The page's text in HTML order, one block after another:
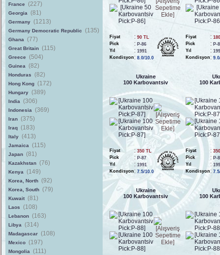
France (227)
Georgia (81)
Germany (1213)
Germany Democratic Republic (135)
Ghana (77)
Great Britain (115)
Greece (504)
Guinea (82)
Honduras (82)
Hong Kong (172)
Hungary (389)
India (306)
Indonesia (369)
Iran (375)
Iraq (183)
Italy (413)
Jamaica (115)
Japan (81)
Kazakhstan (76)
Kenya (149)
Korea, North (92)
Korea, South (79)
Kuwait (81)
Laos (108)
Lebanon (163)
Libya (314)
Madagascar (108)
Mexico (197)
Mongolia (111)
Fiyat : 90 TL
Pick
: P-86
Yıl
: 1991
Kondisyon : 8.0/10.0
Fiyat :
Pick
: P-
Yıl
:
Kondisyon :
Ukraine
100 Karbovantsiv
Fiyat : 350 TL
Pick
: P-87
Yıl
: 1991
Kondisyon : 7.5/10.0
100
Fiyat :
Pick
: P-
Yıl
:
Kondisyon :
Ukraine
100 Karbovantsiv
100